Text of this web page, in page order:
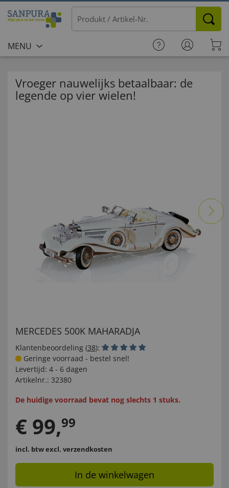
MENU
Vroeger nauwelijks betaalbaar: de
legende op vier wielen!
MERCEDES 500K MAHARADJA
Klantenbeoordeling (38):
Geringe voorraad - bestel snel!
Levertijd: 4 - 6 dagen
Artikelnr.: 32380
De huidige voorraad bevat nog slechts 1 stuks.
€ 99,99
incl. btwexcl. verzendkosten
In de winkelwagen